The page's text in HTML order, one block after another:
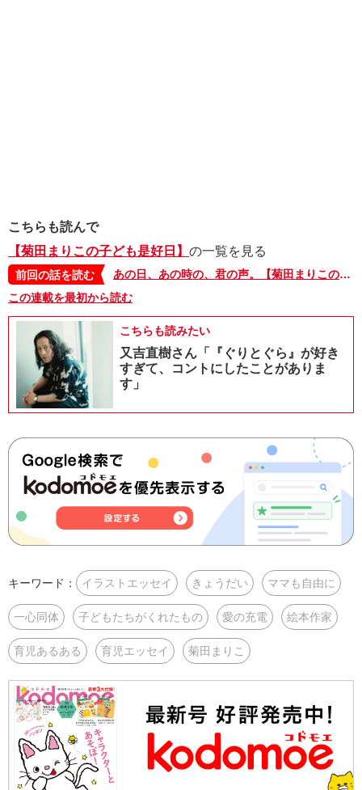
こちらも読んで
【菊田まりこの子ども是好日】 の一覧を見る
前回の話を読む
あの日、あの時の、君の声。【菊田まりこの子ども是好日・19】
この連載を最初から読む
こちらも読みたい
又吉直樹さん「『ぐりとぐら』が好き
すぎて、コントにしたことがありま
す」
キーワード： イラストエッセイ きょうだい ママも自由に
一心同体 子どもたちがくれたもの 愛の充電 絵本作家
育児あるある 育児エッセイ 菊田まりこ